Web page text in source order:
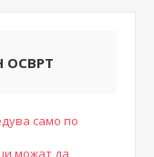
ОСВРТ
само по